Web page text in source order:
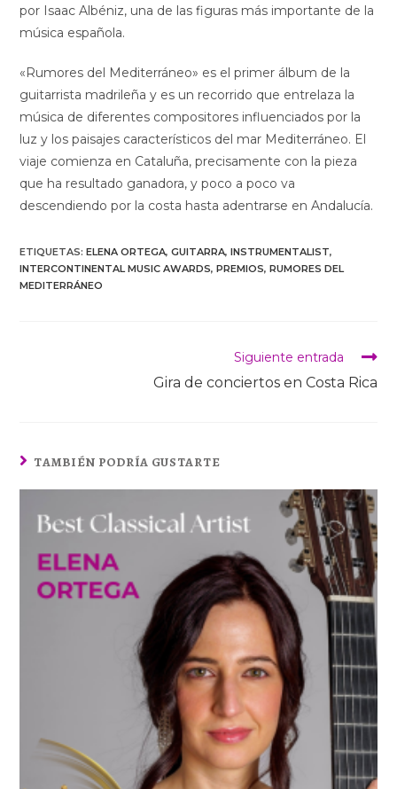
por Isaac Albéniz, una de las figuras más importante de la
música española.
«Rumores del Mediterráneo» es el primer álbum de la
guitarrista madrileña y es un recorrido que entrelaza la
música de diferentes compositores influenciados por la
luz y los paisajes característicos del mar Mediterráneo. El
viaje comienza en Cataluña, precisamente con la pieza
que ha resultado ganadora, y poco a poco va
descendiendo por la costa hasta adentrarse en Andalucía.
ETIQUETAS:ELENA ORTEGA, GUITARRA, INSTRUMENTALIST,
INTERCONTINENTAL MUSIC AWARDS, PREMIOS, RUMORES DEL
MEDITERRÁNEO
Siguiente entrada
Gira de conciertos en Costa Rica
TAMBIÉN PODRÍA GUSTARTE